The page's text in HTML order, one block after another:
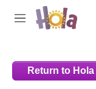
Skip to main content
M
Return to Hola